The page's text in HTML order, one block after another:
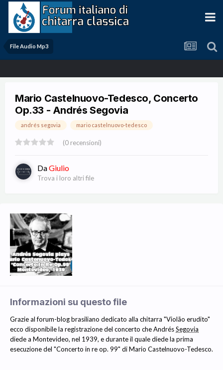
File Audio Mp3
Mario Castelnuovo-Tedesco, Concerto
Op.33 - Andrés Segovia
andrés segovia mario castelnuovo-tedesco
(0 recensioni)
DaGiulio
Trova i loro altri file
Informazioni su questo file
Grazie al forum-blog brasiliano dedicato alla chitarra "Violão erudito"
ecco disponibile la registrazione del concerto che AndrésSegovia
diede a Montevideo, nel 1939, e durante il quale diede la prima
esecuzione del "Concerto in re op. 99" di Mario Castelnuovo-Tedesco.